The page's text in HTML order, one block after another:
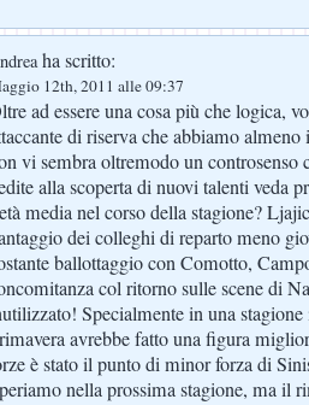
ha scritto:
12th, 2011 alle 09:37
ad essere una cosa più che logica,
di riserva che abbiamo
vi sembra oltremodo un controsenso
alla scoperta di nuovi talenti veda
media nel corso della stagione?
dei colleghi di reparto meno
ballottaggio con Comotto,
col ritorno sulle scene di
Specialmente in una
avrebbe fatto una figura
è stato il punto di minor forza di
nella prossima stagione, ma il